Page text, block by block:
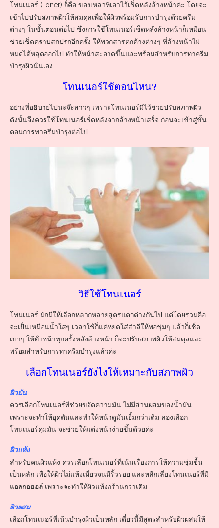
โทนเนอร์ (Toner) ก็คือ ของเหลวที่เอาไว้เช็ดหลังล้างหน้าค่ะ โดยจะ
เข้าไปปรับสภาพผิวให้สมดุลเพื่อให้ผิวพร้อมรับการบำรุงด้วยครีม
ต่างๆ ในขั้นตอนต่อไป ซึ่งการใช้โทนเนอร์เช็ดหลังล้างหน้าก็เหมือน
ช่วยเช็ดคราบสกปรกอีกครั้ง ให้พวกสารตกค้างต่างๆ ที่ล้างหน้าไม่
หมดได้หลุดออกไป ทำให้หน้าสะอาดขึ้นและพร้อมสำหรับการทาครีม
บำรุงผิวนั่นเอง
โทนเนอร์ใช้ตอนไหน?
อย่างที่อธิบายไปนะจ๊ะสาวๆ เพราะโทนเนอร์มีไว้ช่วยปรับสภาพผิว
ดังนั้นจึงควรใช้โทนเนอร์เช็ดหลังจากล้างหน้าเสร็จ ก่อนจะเข้าสู่ขั้น
ตอนการทาครีมบำรุงต่อไป
วิธีใช้โทนเนอร์
โทนเนอร์ มักมีให้เลือกหลากหลายสูตรแตกต่างกันไป แต่โดยรวมคือ
จะเป็นเหมือนน้ำใสๆ เวลาใช้ก็แค่หยดใส่สำลีให้พอชุ่มๆ แล้วก็เช็ด
เบาๆ ให้ทั่วหน้าทุกครั้งหลังล้างหน้า ก็จะปรับสภาพผิวให้สมดุลและ
พร้อมสำหรับการทาครีมบำรุงแล้วค่ะ
เลือกโทนเนอร์ยังไงให้เหมาะกับสภาพผิว
ผิวมัน
ควรเลือกโทนเนอร์ที่ช่วยขจัดความมัน ไม่มีส่วนผสมของน้ำมัน
เพราะจะทำให้อุดตันและทำให้หน้าดูมันเยิ้มกว่าเดิม ลองเลือก
โทนเนอร์คุมมัน จะช่วยให้แต่งหน้าง่ายขึ้นด้วยค่ะ
ผิวแห้ง
สำหรับคนผิวแห้ง ควรเลือกโทนเนอร์ที่เน้นเรื่องการให้ความชุ่มชื้น
เป็นหลัก เพื่อให้ผิวไม่แห้งเหี่ยวจนมีริ้วรอย และหลีกเลี่ยงโทนเนอร์ที่มี
แอลกอฮอล์ เพราะจะทำให้ผิวแห้งกร้านกว่าเดิม
ผิวผสม
เลือกโทนเนอร์ที่เน้นบำรุงผิวเป็นหลัก เดี๋ยวนี้มีสูตรสำหรับผิวผสมให้